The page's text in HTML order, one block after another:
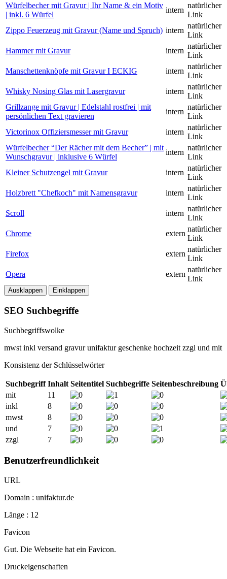
Würfelbecher mit Gravur | Ihr Name & ein Motiv
| inkl. 6 Würfel
intern
natürlicher
Link
Zippo Feuerzeug mit Gravur (Name und Spruch) intern
natürlicher
Link
Hammer mit Gravur
intern
natürlicher
Link
Manschettenknöpfe mit Gravur I ECKIG
intern
natürlicher
Link
Whisky Nosing Glas mit Lasergravur
intern
natürlicher
Link
Grillzange mit Gravur | Edelstahl rostfrei | mit
persönlichen Text gravieren
intern
natürlicher
Link
Victorinox Offiziersmesser mit Gravur
intern
natürlicher
Link
Würfelbecher “Der Rächer mit dem Becher” | mit
Wunschgravur | inklusive 6 Würfel
intern
natürlicher
Link
Kleiner Schutzengel mit Gravur
intern
natürlicher
Link
Holzbrett "Chefkoch" mit Namensgravur
intern
natürlicher
Link
Scroll
intern
natürlicher
Link
Chrome
extern
natürlicher
Link
Firefox
extern
natürlicher
Link
Opera
extern
natürlicher
Link
Ausklappen Einklappen
SEO Suchbegriffe
Suchbegriffswolke
mwst inkl versand gravur unifaktur geschenke hochzeit zzgl und mit
Konsistenz der Schlüsselwörter
Suchbegriff Inhalt Seitentitel Suchbegriffe Seitenbeschreibung
mit
11
inkl
8
mwst
8
und
7
zzgl
7
Benutzerfreundlichkeit
URL
Domain : unifaktur.de
Länge : 12
Favicon
Gut. Die Webseite hat ein Favicon.
Druckeigenschaften